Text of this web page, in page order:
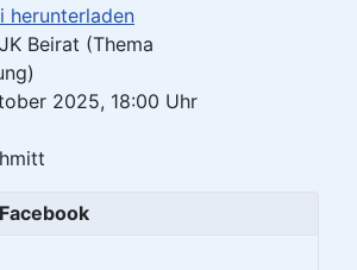
Beirat (Thema
2025, 18:00 Uhr